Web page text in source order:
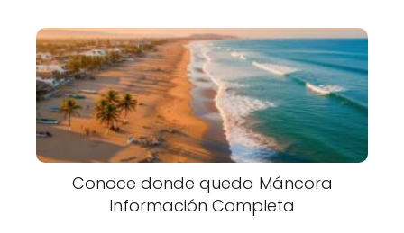
Conoce donde queda Máncora
Información Completa